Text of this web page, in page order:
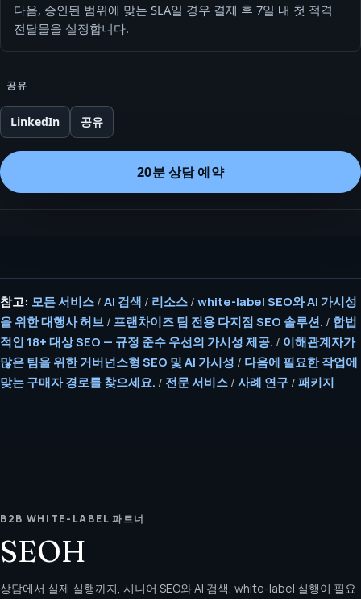
다음, 승인된 범위에 맞는 SLA일 경우 결제 후 7일 내 첫 적격
전달물을 설정합니다.
공유
LinkedIn 공유
20분 상담 예약
참고: 모든 서비스 / AI 검색 / 리소스 / white-label SEO와 AI 가시성
을 위한 대행사 허브 / 프랜차이즈 팀 전용 다지점 SEO 솔루션. / 합법
적인 18+ 대상 SEO — 규정 준수 우선의 가시성 제공. / 이해관계자가
많은 팀을 위한 거버넌스형 SEO 및 AI 가시성 / 다음에 필요한 작업에
맞는 구매자 경로를 찾으세요. / 전문 서비스 / 사례 연구 / 패키지
B2B WHITE-LABEL 파트너
SEOH
상담에서 실제 실행까지, 시니어 SEO와 AI 검색, white-label 실행이 필요